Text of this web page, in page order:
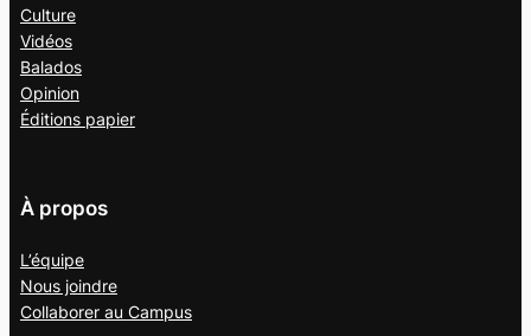
Culture
Vidéos
Balados
Opinion
Éditions papier
À propos
L’équipe
Nous joindre
Collaborer au Campus